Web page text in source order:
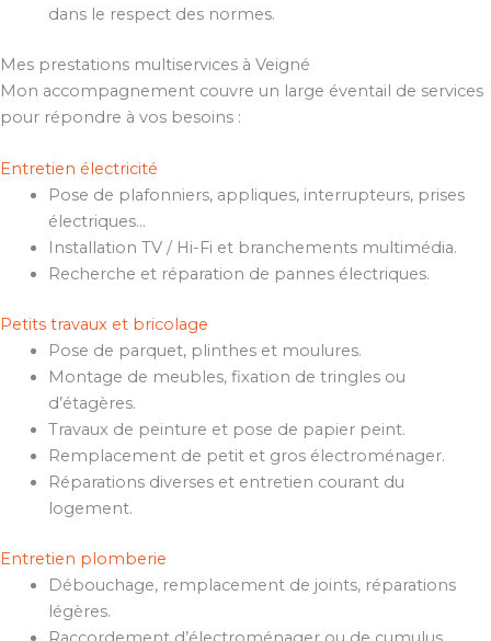
dans le respect des normes.
Mes prestations multiservices à Veigné
Mon accompagnement couvre un large éventail de services
pour répondre à vos besoins :
Entretien électricité
Pose de plafonniers, appliques, interrupteurs, prises
électriques…
Installation TV / Hi-Fi et branchements multimédia.
Recherche et réparation de pannes électriques.
Petits travaux et bricolage
Pose de parquet, plinthes et moulures.
Montage de meubles, fixation de tringles ou
d’étagères.
Travaux de peinture et pose de papier peint.
Remplacement de petit et gros électroménager.
Réparations diverses et entretien courant du
logement.
Entretien plomberie
Débouchage, remplacement de joints, réparations
légères.